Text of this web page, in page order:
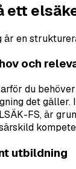
ett
en
och
du
det
FS, är
utbildning